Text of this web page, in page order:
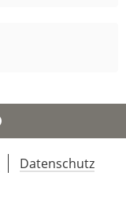
Datenschutz